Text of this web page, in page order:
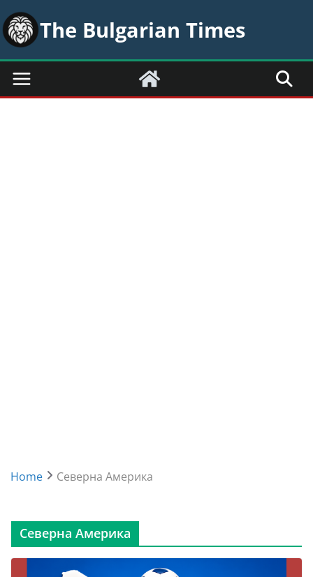
Skip
to
content
The Bulgarian Times
Home Северна Америка
Северна Америка